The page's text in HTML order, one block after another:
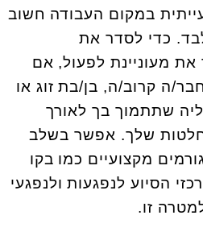
במקום העבודה חשוב
כדי לסדר את
את מעוניינת לפעול, אם
ה קרוב/ה, בן/בת זוג או
שתתמוך בך לאורך
שלך. אפשר בשלב
מקצועיים כמו בקו
הסיוע לנפגעות ולנפגעי
זו.